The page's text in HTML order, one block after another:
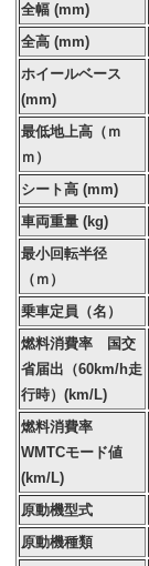
全幅 (mm)
全高 (mm)
ホイールベース
(mm)
最低地上高（ｍ
ｍ）
シート高 (mm)
車両重量 (kg)
最小回転半径
（ｍ）
乗車定員（名）
燃料消費率 国交
省届出（60km/h走
行時）(km/L)
燃料消費率
WMTCモード値
(km/L)
原動機型式
原動機種類